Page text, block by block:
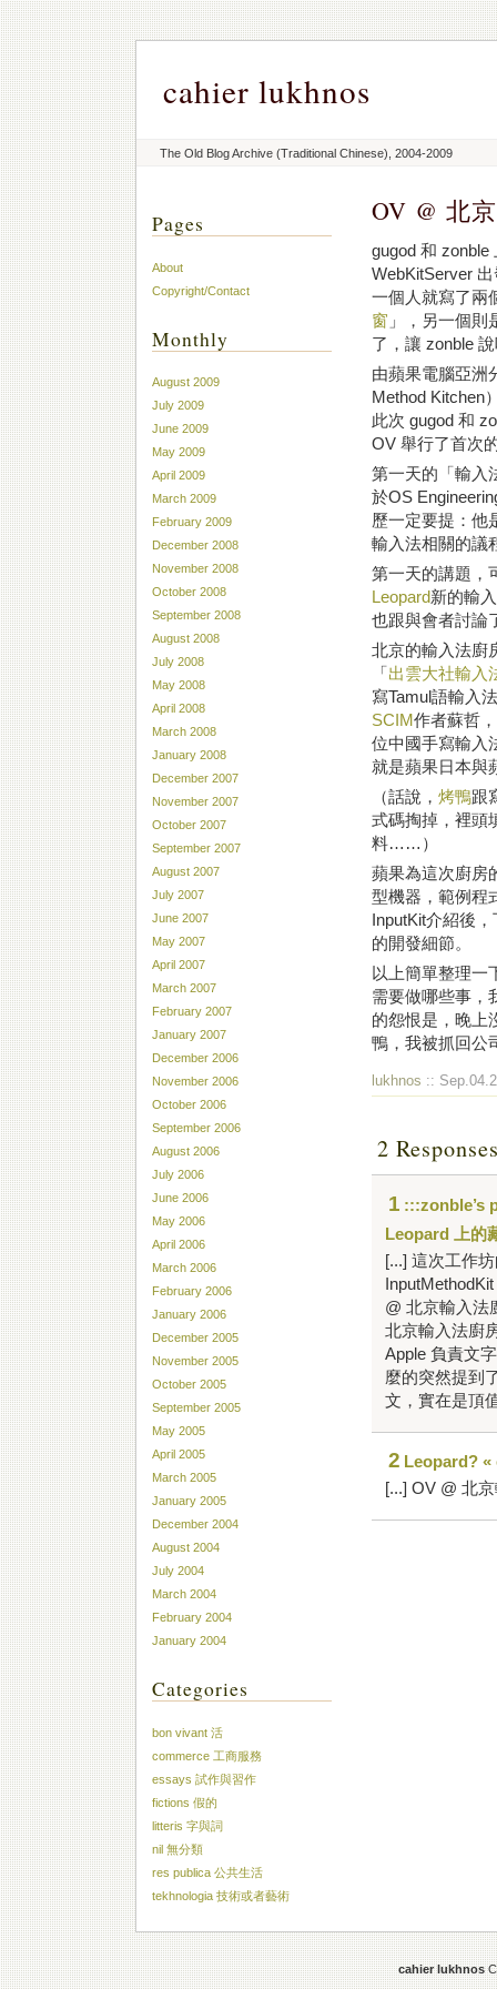
cahier lukhnos
The Old Blog Archive (Traditional Chinese), 2004-2009
OV @ 北
gugod 和
WebKitServer
一個人就寫了兩
窗 」，另一個則
了，讓 zonble
由蘋果電腦亞洲
Method Kitchen
此次 gugod 和
OV 舉行了首次
第一天的「輸入
於OS
歷一定要提：他
輸入法相關的議
第一天的講題，
Leopard新的輸
也跟與會者討論
北京的輸入法廚
「出雲大社輸入
寫Tamul語輸入
SCIM作者蘇哲
位中國手寫輸入
就是蘋果日本與
（話說， 烤鴨跟
式碼掏掉，裡頭
料……）
蘋果為這次廚房
型機器，範例程
InputKit介紹後
的開發細節。
以上簡單整理一
需要做哪些事，
的怨恨是，晚上
鴨，我被抓回公
lukhnos ::
2
1 :::zonble’s
Leopard 上的
[...] 這次工作
@ 北京輸入法
北京輸入法廚
Apple 負責文
麼的突然提到
文，實在是頂
2 Leopard? «
[...] OV @ 北
Pages
About
Copyright/Contact
Monthly
August 2009
July 2009
June 2009
May 2009
April 2009
March 2009
February 2009
December 2008
November 2008
October 2008
September 2008
August 2008
July 2008
May 2008
April 2008
March 2008
January 2008
December 2007
November 2007
October 2007
September 2007
August 2007
July 2007
June 2007
May 2007
April 2007
March 2007
February 2007
January 2007
December 2006
November 2006
October 2006
September 2006
August 2006
July 2006
June 2006
May 2006
April 2006
March 2006
February 2006
January 2006
December 2005
November 2005
October 2005
September 2005
May 2005
April 2005
March 2005
January 2005
December 2004
August 2004
July 2004
March 2004
February 2004
January 2004
Categories
bon vivant 活
commerce 工商服務
essays 試作與習作
fictions 假的
litteris 字與詞
nil 無分類
res publica 公共生活
tekhnologia 技術或者藝術
cahier lukhnos